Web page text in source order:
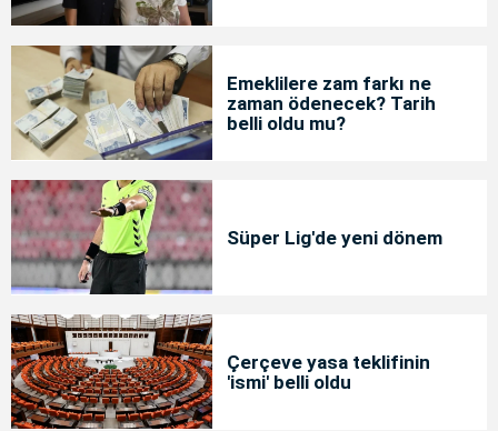
Emeklilere zam farkı ne
zaman ödenecek? Tarih
belli oldu mu?
Süper Lig'de yeni dönem
Çerçeve yasa teklifinin
'ismi' belli oldu